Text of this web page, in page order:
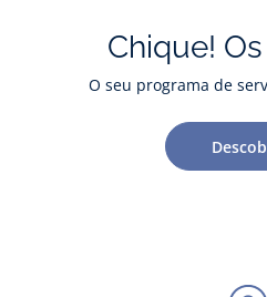
Chique!
O seu programa de